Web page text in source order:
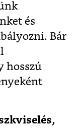
és
Bár
hosszú